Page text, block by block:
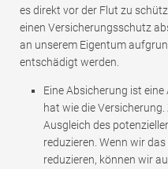
es direkt vor der Flut zu
einen Versicherungsschutz
an unserem Eigentum
entschädigt werden.
Eine Absicherung ist
hat wie die
Ausgleich des
reduzieren. Wenn wir
reduzieren, können wir